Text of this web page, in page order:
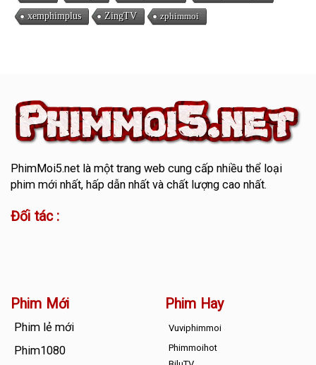
xemphimplus ZingTV zphimmoi
PhimMoi5.netlà một trang web cung cấp nhiều thể loại
phim mới nhất, hấp dẫn nhất và chất lượng cao nhất.
Đối tác :
Phim Mới
Phim lẻ mới
Phim1080
Phim Hay
Vuviphimmoi
Phimmoihot